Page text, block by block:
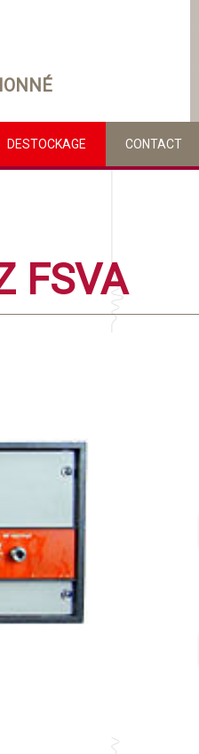
DESTOCKAGE CONTACT
FSVA